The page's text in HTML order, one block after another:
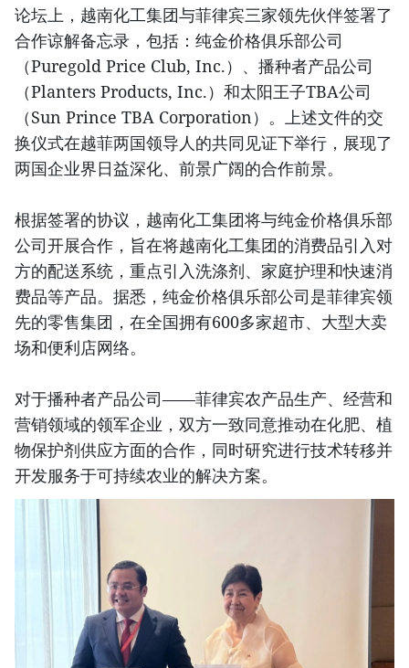
论坛上，越南化工集团与菲律宾三家领先伙伴签署了
合作谅解备忘录，包括：纯金价格俱乐部公司
（Puregold Price Club, Inc.）、播种者产品公司
（Planters Products, Inc.）和太阳王子TBA公司
（Sun Prince TBA Corporation）。上述文件的交
换仪式在越菲两国领导人的共同见证下举行，展现了
两国企业界日益深化、前景广阔的合作前景。
根据签署的协议，越南化工集团将与纯金价格俱乐部
公司开展合作，旨在将越南化工集团的消费品引入对
方的配送系统，重点引入洗涤剂、家庭护理和快速消
费品等产品。据悉，纯金价格俱乐部公司是菲律宾领
先的零售集团，在全国拥有600多家超市、大型大卖
场和便利店网络。
对于播种者产品公司——菲律宾农产品生产、经营和
营销领域的领军企业，双方一致同意推动在化肥、植
物保护剂供应方面的合作，同时研究进行技术转移并
开发服务于可持续农业的解决方案。